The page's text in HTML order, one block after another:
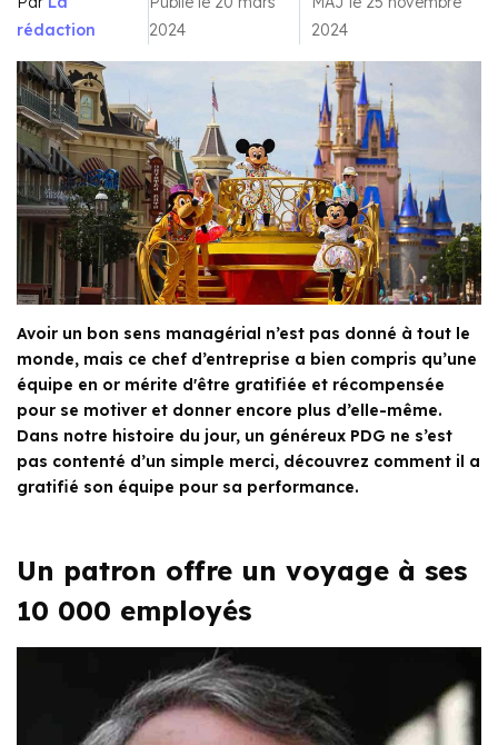
rédaction
2024
2024
Avoir un bon sens managérial n’est pas donné à tout le
monde, mais ce chef d’entreprise a bien compris qu’une
équipe en or mérite d'être gratifiée et récompensée
pour se motiver et donner encore plus d’elle-même.
Dans notre histoire du jour, un généreux PDG ne s’est
pas contenté d’un simple merci, découvrez comment il a
gratifié son équipe pour sa performance.
Un patron offre un voyage à ses
10 000 employés